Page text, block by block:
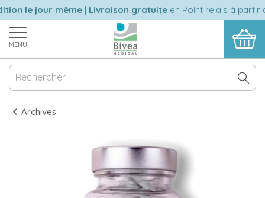
le jour même|Livraison gratuiteen Point relais à partir
MENU
Archives